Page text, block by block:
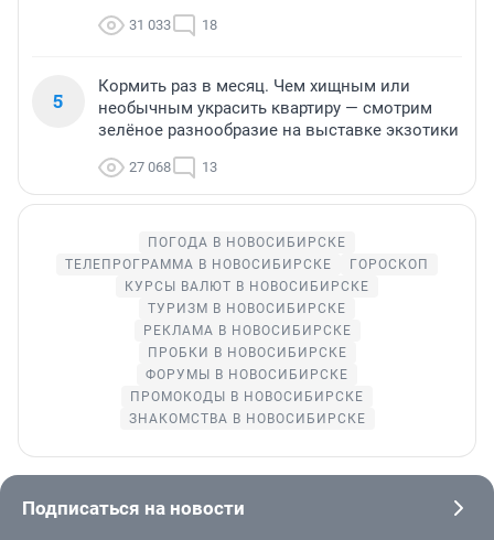
31 033 18
5
Кормить раз в месяц. Чем хищным или
необычным украсить квартиру — смотрим
зелёное разнообразие на выставке экзотики
27 068 13
ПОГОДА В НОВОСИБИРСКЕ
ТЕЛЕПРОГРАММА В НОВОСИБИРСКЕ
ГОРОСКОП
КУРСЫ ВАЛЮТ В НОВОСИБИРСКЕ
ТУРИЗМ В НОВОСИБИРСКЕ
РЕКЛАМА В НОВОСИБИРСКЕ
ПРОБКИ В НОВОСИБИРСКЕ
ФОРУМЫ В НОВОСИБИРСКЕ
ПРОМОКОДЫ В НОВОСИБИРСКЕ
ЗНАКОМСТВА В НОВОСИБИРСКЕ
Подписаться на новости